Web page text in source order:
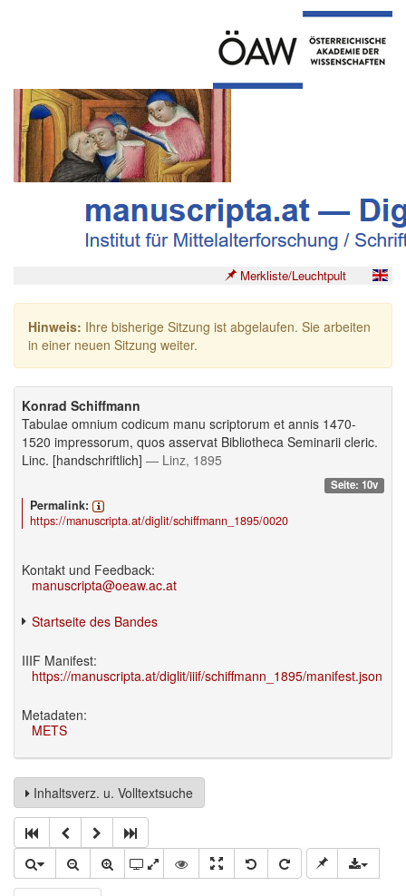
Merkliste/Leuchtpult
Hinweis: Ihre bisherige Sitzung ist abgelaufen. Sie arbeiten
in einer neuen Sitzung weiter.
Konrad Schiffmann
Tabulae omnium codicum manu scriptorum et annis 1470-
1520 impressorum, quos asservat Bibliotheca Seminarii cleric.
Linc. [handschriftlich] — Linz, 1895
Seite: 10v
Permalink:
https://manuscripta.at/diglit/schiffmann_1895/0020
Kontakt und Feedback:
manuscripta@oeaw.ac.at
Startseite des Bandes
IIIF Manifest:
https://manuscripta.at/diglit/iiif/schiffmann_1895/manifest.json
Metadaten:
METS
Inhaltsverz. u. Volltextsuche